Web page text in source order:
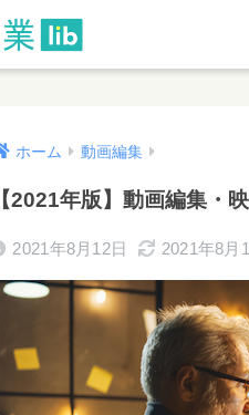
ホーム 動画編集
【2021年版】動画編集・
2021年8月12日 2021年8月